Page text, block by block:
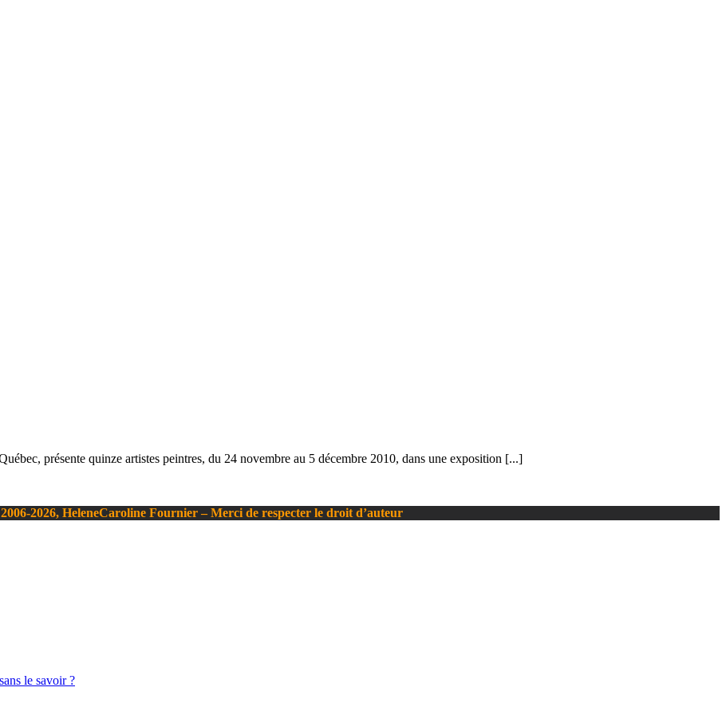
présente quinze artistes peintres, du 24 novembre au 5 décembre 2010, dans une exposition [...]
2026, HeleneCaroline Fournier – Merci de respecter le droit d’auteur
le savoir ?